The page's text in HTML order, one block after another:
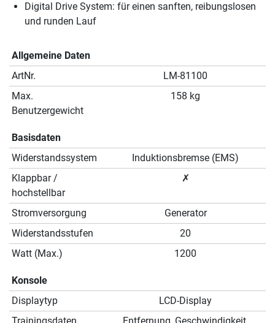
Digital Drive System: für einen sanften, reibungslosen
und runden Lauf
Allgemeine Daten
ArtNr.
LM-81100
Max.
Benutzergewicht
158 kg
Basisdaten
Widerstandssystem
Induktionsbremse (EMS)
Klappbar /
hochstellbar
✗
Stromversorgung
Generator
Widerstandsstufen
20
Watt (Max.)
1200
Konsole
Displaytyp
LCD-Display